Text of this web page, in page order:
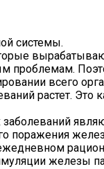
системы.
проблемам.
всего
растет.
поражения
железы